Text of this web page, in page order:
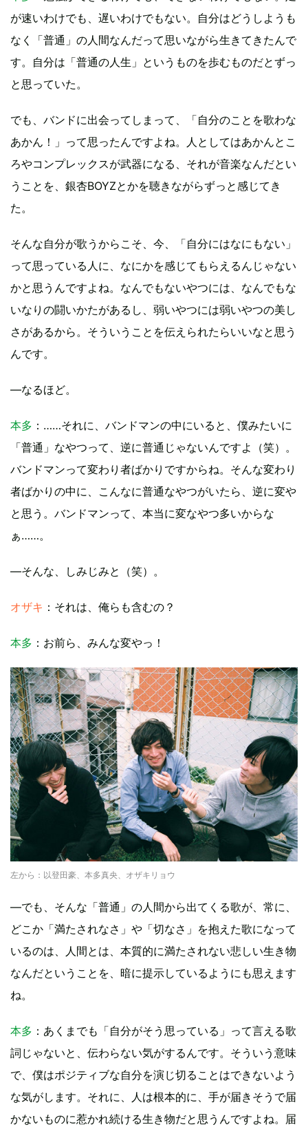
が速いわけでも、遅いわけでもない。自分はどうしようも
なく「普通」の人間なんだって思いながら生きてきたんで
す。自分は「普通の人生」というものを歩むものだとずっ
と思っていた。
でも、バンドに出会ってしまって、「自分のことを歌わな
あかん！」って思ったんですよね。人としてはあかんとこ
ろやコンプレックスが武器になる、それが音楽なんだとい
うことを、銀杏BOYZとかを聴きながらずっと感じてき
た。
そんな自分が歌うからこそ、今、「自分にはなにもない」
って思っている人に、なにかを感じてもらえるんじゃない
かと思うんですよね。なんでもないやつには、なんでもな
いなりの闘いかたがあるし、弱いやつには弱いやつの美し
さがあるから。そういうことを伝えられたらいいなと思う
んです。
—なるほど。
本多 ：……それに、バンドマンの中にいると、僕みたいに
「普通」なやつって、逆に普通じゃないんですよ（笑）。
バンドマンって変わり者ばかりですからね。そんな変わり
者ばかりの中に、こんなに普通なやつがいたら、逆に変や
と思う。バンドマンって、本当に変なやつ多いからな
ぁ……。
—そんな、しみじみと（笑）。
オザキ ：それは、俺らも含むの？
本多 ：お前ら、みんな変やっ！
左から：以登田豪、本多真央、オザキリョウ
—でも、そんな「普通」の人間から出てくる歌が、常に、
どこか「満たされなさ」や「切なさ」を抱えた歌になって
いるのは、人間とは、本質的に満たされない悲しい生き物
なんだということを、暗に提示しているようにも思えます
ね。
本多 ：あくまでも「自分がそう思っている」って言える歌
詞じゃないと、伝わらない気がするんです。そういう意味
で、僕はポジティブな自分を演じ切ることはできないよう
な気がします。それに、人は根本的に、手が届きそうで届
かないものに惹かれ続ける生き物だと思うんですよね。届